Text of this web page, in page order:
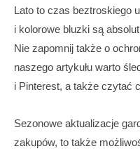
Lato to czas beztroskiego
i kolorowe bluzki są
Nie zapomnij także o
naszego artykułu warto
i Pinterest, a także czytać
Sezonowe aktualizacje
zakupów, to także